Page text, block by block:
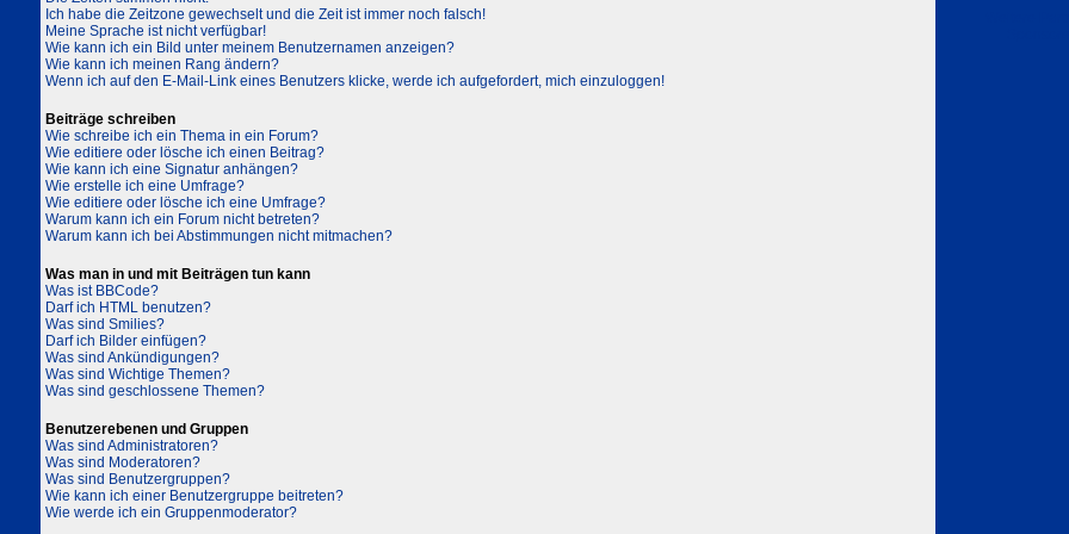
Ich habe die Zeitzone gewechselt und die Zeit ist immer noch falsch!
Meine Sprache ist nicht verfügbar!
Wie kann ich ein Bild unter meinem Benutzernamen anzeigen?
Wie kann ich meinen Rang ändern?
Wenn ich auf den E-Mail-Link eines Benutzers klicke, werde ich aufgefordert, mich einzuloggen!
Beiträge schreiben
Wie schreibe ich ein Thema in ein Forum?
Wie editiere oder lösche ich einen Beitrag?
Wie kann ich eine Signatur anhängen?
Wie erstelle ich eine Umfrage?
Wie editiere oder lösche ich eine Umfrage?
Warum kann ich ein Forum nicht betreten?
Warum kann ich bei Abstimmungen nicht mitmachen?
Was man in und mit Beiträgen tun kann
Was ist BBCode?
Darf ich HTML benutzen?
Was sind Smilies?
Darf ich Bilder einfügen?
Was sind Ankündigungen?
Was sind Wichtige Themen?
Was sind geschlossene Themen?
Benutzerebenen und Gruppen
Was sind Administratoren?
Was sind Moderatoren?
Was sind Benutzergruppen?
Wie kann ich einer Benutzergruppe beitreten?
Wie werde ich ein Gruppenmoderator?